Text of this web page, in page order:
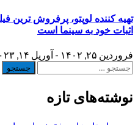
تهیه کننده لوپتو، پرفروش ترین
اثبات خود به سینما است
فروردین ۲۵, ۱۴۰۲ - آوریل ۱۴, ۲۰۲۳
جستجو
نوشته‌های تازه